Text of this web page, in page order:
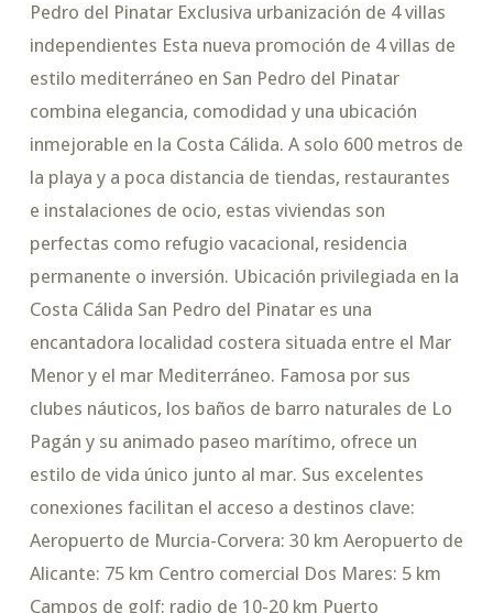
Pedro del Pinatar Exclusiva urbanización de 4 villas
independientes Esta nueva promoción de 4 villas de
estilo mediterráneo en San Pedro del Pinatar
combina elegancia, comodidad y una ubicación
inmejorable en la Costa Cálida. A solo 600 metros de
la playa y a poca distancia de tiendas, restaurantes
e instalaciones de ocio, estas viviendas son
perfectas como refugio vacacional, residencia
permanente o inversión. Ubicación privilegiada en la
Costa Cálida San Pedro del Pinatar es una
encantadora localidad costera situada entre el Mar
Menor y el mar Mediterráneo. Famosa por sus
clubes náuticos, los baños de barro naturales de Lo
Pagán y su animado paseo marítimo, ofrece un
estilo de vida único junto al mar. Sus excelentes
conexiones facilitan el acceso a destinos clave:
Aeropuerto de Murcia-Corvera: 30 km Aeropuerto de
Alicante: 75 km Centro comercial Dos Mares: 5 km
Campos de golf: radio de 10-20 km Puerto